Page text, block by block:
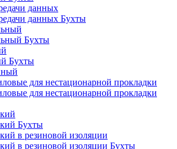
данных
данных Бухты
Бухты
Бухты
для нестационарной прокладки
для нестационарной прокладки
Бухты
в резиновой изоляции
в резиновой изоляции Бухты